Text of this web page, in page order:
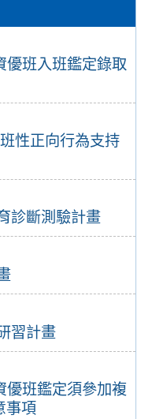
優班入班鑑定錄取
性正向行為支持
診斷測驗計畫
習計畫
優班鑑定須參加複
事項